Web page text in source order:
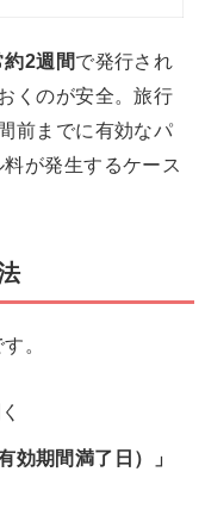
2週間で発行され
くのが安全。旅行
前までに有効なパ
が発生するケース
。
効期間満了日）」